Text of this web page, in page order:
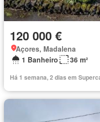
120 000 €
Açores, Madalena
1 Banheiro
36 m²
Há 1 semana, 2 dias em